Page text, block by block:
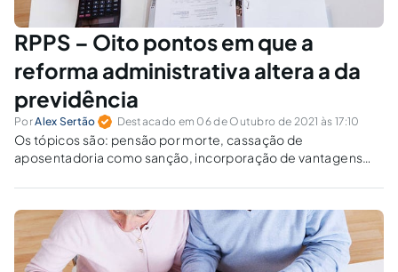
RPPS – Oito pontos em que a
reforma administrativa altera a da
previdência
PorAlex Sertão Destacado em 06 de Outubro de 2021 às 17:10
Os tópicos são: pensão por morte, cassação de
aposentadoria como sanção, incorporação de vantagens
aposentadoria compulsória, integralidade e paridade.